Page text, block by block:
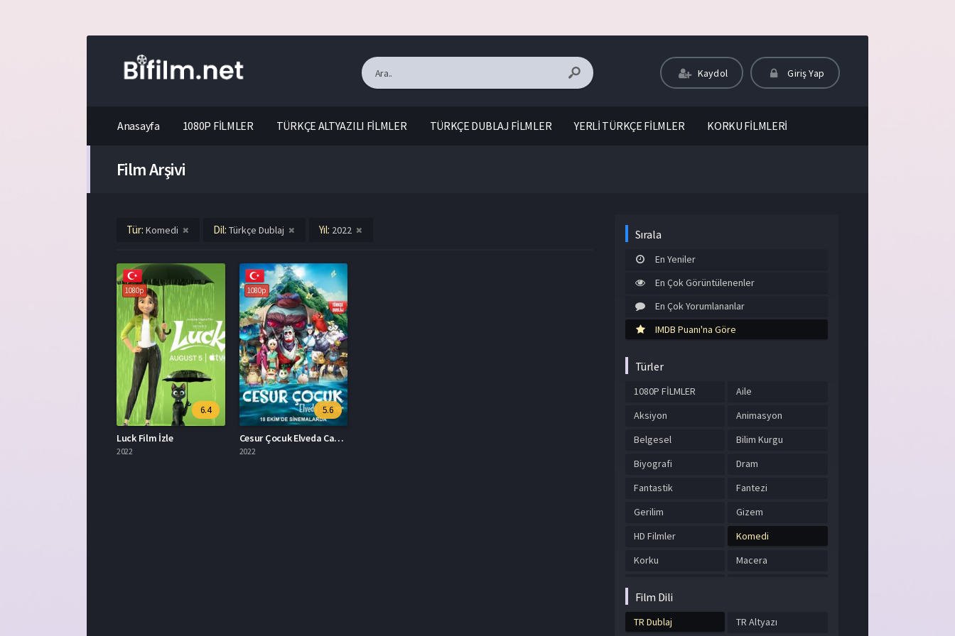
Kaydol Giriş Yap
Anasayfa 1080P FİLMLER TÜRKÇE ALTYAZILI FİLMLER TÜRKÇE DUBLAJ FİLMLER YERLİ TÜRKÇE FİLMLER KORKU FİLMLERİ
Film Arşivi
Tür: Komedi Dil: Türkçe Dublaj Yıl: 2022
1080p
6.4
Luck Film İzle
2022
1080p
5.6
Cesur Çocuk Elveda Canavar Türkçe Dublaj İzle
2022
Sırala
En Yeniler
En Çok Görüntülenenler
En Çok Yorumlananlar
IMDB Puanı'na Göre
Türler
1080P FİLMLER
Aile
Aksiyon
Animasyon
Belgesel
Bilim Kurgu
Biyografi
Dram
Fantastik
Fantezi
Gerilim
Gizem
HD Filmler
Komedi
Korku
Macera
Suç
Film Dili
TR Dublaj TR Altyazı